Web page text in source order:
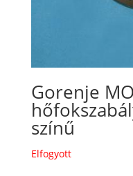
Gorenje
színű
Elfogyott